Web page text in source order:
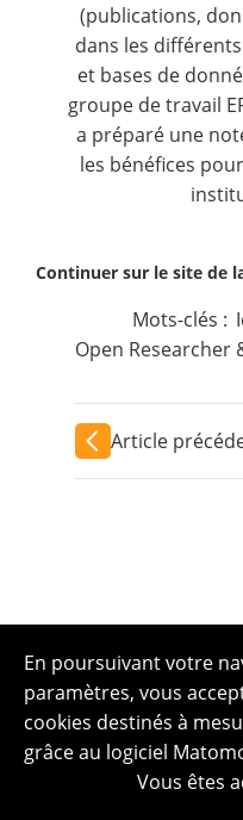
(publications,
dans les
et bases de
groupe de travail
a préparé une
les bénéfices
Continuer sur le site de
Mots-clés :
Open Researcher
Article
En poursuivant votre
paramètres, vous
cookies destinés à
grâce au logiciel
Vous êtes